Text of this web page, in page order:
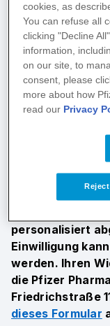
Mit dem
ich ein in den
GmbH, sowie
andere Weise
schließt
personalisiert
Einwilligung
werden. Ihren
die Pfizer
Friedrichstraße
dieses Formular
cookies, as
You can refuse all
clicking "Decline
information,
on our site, to
consent, please
more about how
read our Privacy
Reject